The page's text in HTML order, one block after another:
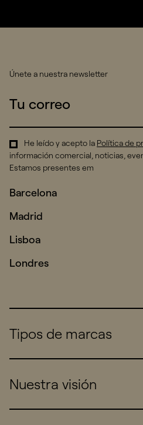
Únete a nuestra newsletter
He leído y acepto la Política de
información comercial, noticias,
Estamos presentes em
Barcelona
Madrid
Lisboa
Londres
Tipos de marcas
Consumers
Nuestra visión